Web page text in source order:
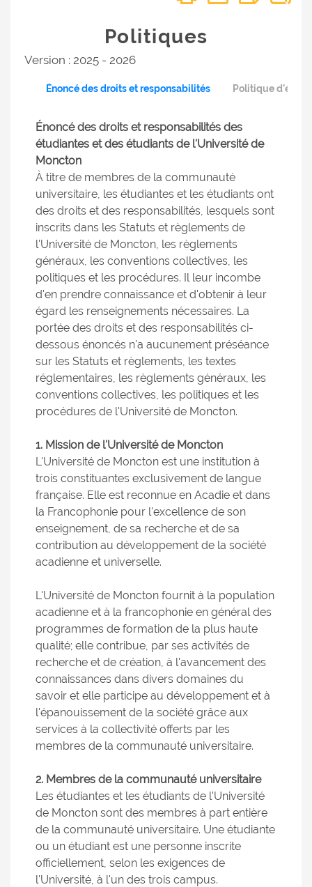
Politiques
Version : 2025 - 2026
Énoncé des droits et responsabilités Politique
Énoncé des droits et responsabilités des
étudiantes et des étudiants de l'Université de
Moncton
À titre de membres de la communauté
universitaire, les étudiantes et les étudiants ont
des droits et des responsabilités, lesquels sont
inscrits dans les Statuts et règlements de
l'Université de Moncton, les règlements
généraux, les conventions collectives, les
politiques et les procédures. Il leur incombe
d'en prendre connaissance et d'obtenir à leur
égard les renseignements nécessaires. La
portée des droits et des responsabilités ci-
dessous énoncés n'a aucunement préséance
sur les Statuts et règlements, les textes
réglementaires, les règlements généraux, les
conventions collectives, les politiques et les
procédures de l'Université de Moncton.
1. Mission de l'Université de Moncton
L'Université de Moncton est une institution à
trois constituantes exclusivement de langue
française. Elle est reconnue en Acadie et dans
la Francophonie pour l'excellence de son
enseignement, de sa recherche et de sa
contribution au développement de la société
acadienne et universelle.
L'Université de Moncton fournit à la population
acadienne et à la francophonie en général des
programmes de formation de la plus haute
qualité; elle contribue, par ses activités de
recherche et de création, à l'avancement des
connaissances dans divers domaines du
savoir et elle participe au développement et à
l'épanouissement de la société grâce aux
services à la collectivité offerts par les
membres de la communauté universitaire.
2. Membres de la communauté universitaire
Les étudiantes et les étudiants de l'Université
de Moncton sont des membres à part entière
de la communauté universitaire. Une étudiante
ou un étudiant est une personne inscrite
officiellement, selon les exigences de
l'Université, à l'un des trois campus.